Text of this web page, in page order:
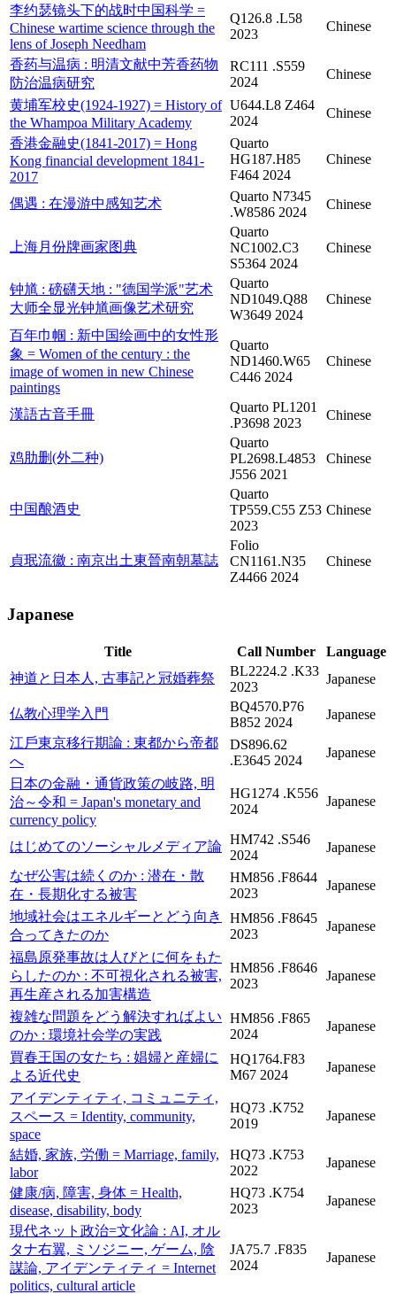
李约瑟镜头下的战时中国科学 =
Chinese wartime science through the
lens of Joseph Needham
Q126.8 .L58
2023
Chinese
香药与温病 : 明清文献中芳香药物
防治温病研究
RC111 .S559
2024
Chinese
黄埔军校史(1924-1927) = History of
the Whampoa Military Academy
U644.L8 Z464
2024
Chinese
香港金融史(1841-2017) = Hong
Kong financial development 1841-
2017
Quarto
HG187.H85
F464 2024
Chinese
偶遇 : 在漫游中感知艺术
Quarto N7345
.W8586 2024
Chinese
上海月份牌画家图典
Quarto
NC1002.C3
S5364 2024
Chinese
钟馗 : 磅礴天地 : "德国学派"艺术
大师全显光钟馗画像艺术研究
Quarto
ND1049.Q88
W3649 2024
Chinese
百年巾帼 : 新中国绘画中的女性形
象 = Women of the century : the
image of women in new Chinese
paintings
Quarto
ND1460.W65
C446 2024
Chinese
漢語古音手冊
Quarto PL1201
.P3698 2023
Chinese
鸡肋删(外二种)
Quarto
PL2698.L4853
J556 2021
Chinese
中国酿酒史
Quarto
TP559.C55 Z53
2023
Chinese
貞珉流徽 : 南京出土東晉南朝墓誌
Folio
CN1161.N35
Z4466 2024
Chinese
Japanese
Title Call Number
Language
神道と日本人, 古事記と冠婚葬祭
BL2224.2 .K33
2023
Japanese
仏教心理学入門
BQ4570.P76
B852 2024
Japanese
江戶東京移行期論 : 東都から帝都
へ
DS896.62
.E3645 2024
Japanese
日本の金融・通貨政策の岐路, 明
治～令和 = Japan's monetary and
currency policy
HG1274 .K556
2024
Japanese
はじめてのソーシャルメディア論 HM742 .S546
2024
Japanese
なぜ公害は続くのか : 潜在・散
在・長期化する被害
HM856 .F8644
2023
Japanese
地域社会はエネルギーとどう向き
合ってきたのか
HM856 .F8645
2023
Japanese
福島原発事故は人びとに何をもた
らしたのか : 不可視化される被害,
再生産される加害構造
HM856 .F8646
2023
Japanese
複雑な問題をどう解決すればよい
のか : 環境社会学の実践
HM856 .F865
2024
Japanese
買春王国の女たち : 娼婦と産婦に
よる近代史
HQ1764.F83
M67 2024
Japanese
アイデンティティ, コミュニティ,
スペース = Identity, community,
space
HQ73 .K752
2019
Japanese
結婚, 家族, 労働 = Marriage, family,
labor
HQ73 .K753
2022
Japanese
健康/病, 障害, 身体 = Health,
disease, disability, body
HQ73 .K754
2023
Japanese
現代ネット政治=文化論 : AI, オル
タナ右翼, ミソジニー, ゲーム, 陰
謀論, アイデンティティ = Internet
politics, cultural article
JA75.7 .F835
2024
Japanese